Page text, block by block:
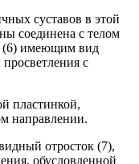
суставов в этой
соединена с телом
(6) имеющим вид
с
пластинкой,
направлении.
отросток (7),
обусловленной